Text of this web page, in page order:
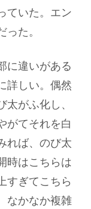
ていた。エン
った。
に違いがある
詳しい。偶然
がふ化し、
がてそれを白
れば、のび太
時はこちらは
すぎてこちら
なかなか複雑